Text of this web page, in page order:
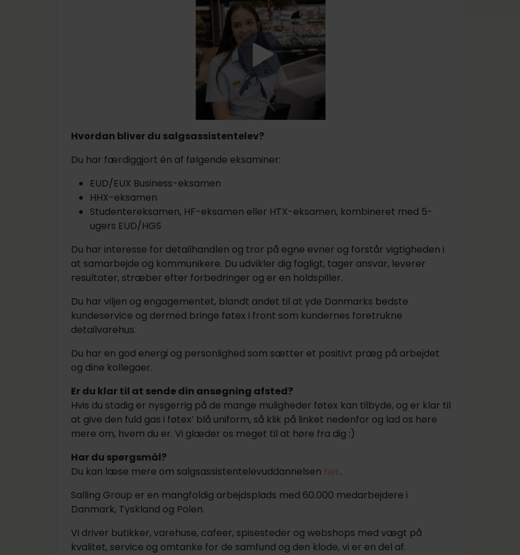
Hvordan bliver du salgsassistentelev?
Du har færdiggjort én af følgende eksaminer:
EUD/EUX Business-eksamen
HHX-eksamen
Studentereksamen, HF-eksamen eller HTX-eksamen, kombineret med 5-
ugers EUD/HGS
Du har interesse for detailhandlen og tror på egne evner og forstår vigtigheden i
at samarbejde og kommunikere. Du udvikler dig fagligt, tager ansvar, leverer
resultater, stræber efter forbedringer og er en holdspiller.
Du har viljen og engagementet, blandt andet til at yde Danmarks bedste
kundeservice og dermed bringe føtex i front som kundernes foretrukne
detailvarehus.
Du har en god energi og personlighed som sætter et positivt præg på arbejdet
og dine kollegaer.
Er du klar til at sende din ansøgning afsted?
Hvis du stadig er nysgerrig på de mange muligheder føtex kan tilbyde, og er klar til
at give den fuld gas i føtex’ blå uniform, så klik på linket nedenfor og lad os høre
mere om, hvem du er. Vi glæder os meget til at høre fra dig :)
Har du spørgsmål?
Du kan læse mere om salgsassistentelevuddannelsen her.
Salling Group er en mangfoldig arbejdsplads med 60.000 medarbejdere i
Danmark, Tyskland og Polen.
Vi driver butikker, varehuse, cafeer, spisesteder og webshops med vægt på
kvalitet, service og omtanke for de samfund og den klode, vi er en del af.